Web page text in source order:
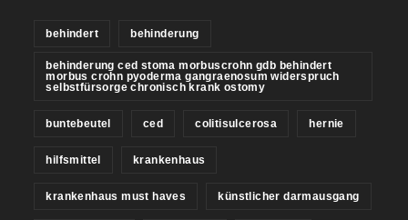
behindert behinderung
behinderung ced stoma morbuscrohn gdb behindert
morbus crohn pyoderma gangraenosum widerspruch
selbstfürsorge chronisch krank ostomy
buntebeutel ced colitisulcerosa hernie
hilfsmittel krankenhaus
krankenhaus must haves künstlicher darmausgang